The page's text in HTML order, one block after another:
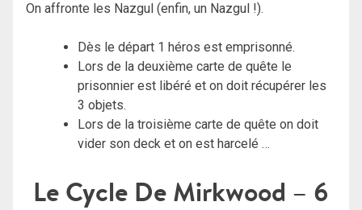
On affronte les Nazgul (enfin, un Nazgul !).
Dès le départ 1 héros est emprisonné.
Lors de la deuxième carte de quête le
prisonnier est libéré et on doit récupérer les
3 objets.
Lors de la troisième carte de quête on doit
vider son deck et on est harcelé …
Le Cycle De Mirkwood – 6